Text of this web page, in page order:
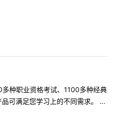
种职业资格考试、1100多种经典
可满足您学习上的不同需求。 ...